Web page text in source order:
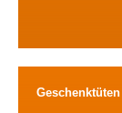
Geschenktüten